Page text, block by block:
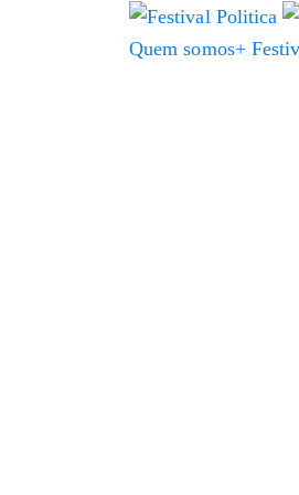
Quem somos+